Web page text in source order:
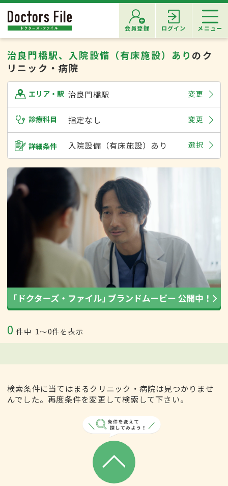
会員登録 ログイン メニュー
治良門橋駅、入院設備（有床施設）あり のク
リニック・病院
エリア・駅 治良門橋駅 変更
診療科目 指定なし 変更
詳細条件 入院設備（有床施設）あり 選択
0 件中 1〜0件を表示
検索条件に当てはまるクリニック・病院は見つかりませ
んでした。再度条件を変更して検索して下さい。